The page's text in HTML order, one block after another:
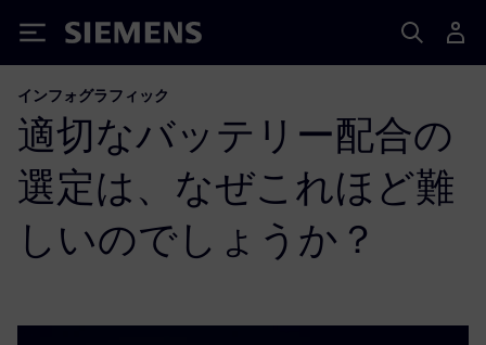
Siemens
インフォグラフィック
適切なバッテリー配合の
選定は、なぜこれほど難
しいのでしょうか？